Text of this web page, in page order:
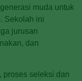
muda untuk
Sekolah ini
jurusan
dan
proses seleksi dan